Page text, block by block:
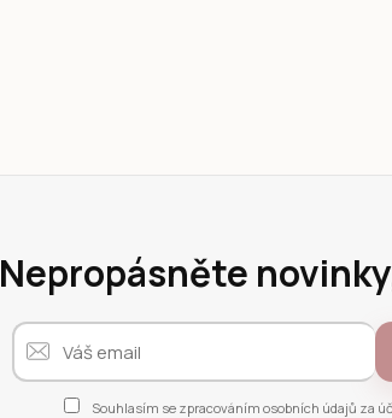
Nepropásněte
Souhlasím se zpracováním osobních údajů za